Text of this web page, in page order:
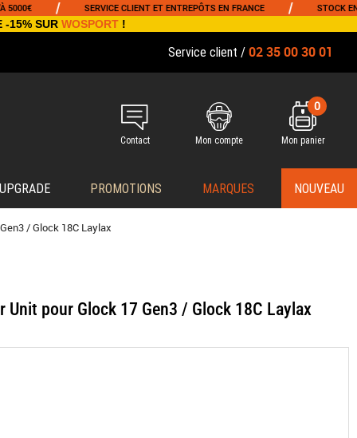
/ SERVICE CLIENT ET ENTREPÔTS EN FRANCE / STOCK EN TEMPS
-15% SUR WOSPORT!
Service client / 02 35 00 30 01
Contact Mon compte
0
Mon panier
PROMOTIONS MARQUES NOUVEAU
/ Glock 18C Laylax
Unit pour Glock 17 Gen3 / Glock 18C Laylax